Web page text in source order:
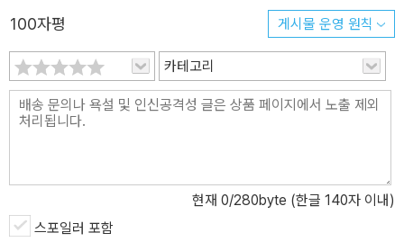
언 그레이의 실제 모습은 거짓이다. 얼굴이 일그러진 초상화만이 몰
하고 퇴폐적인 삶과 예술, 분명한 듯 모호한 욕망과 도덕성의 경계, 탁
월한 유미주의의 실체로 세상에서 가장 아름다운 살인자 도리언 그레
이를 탄생시켰다. 《도리언 그레이의 초상》은 유미주의 주창, 예술을
고 싶어 했던 존재다. _오스카 와일드 “나는 언제까지나 젊은 모습 그
대로고 그림이 나 대신 점점 나이를 먹는다면 얼마나 좋을까요. 그렇
게만 된다면 나는 무슨 짓이든 할 거예요. 내 영혼이라도 바치겠어
100자평 게시물 운영 원칙
카테고리
현재 0/280byte (한글 140자 이내)
스포일러 포함